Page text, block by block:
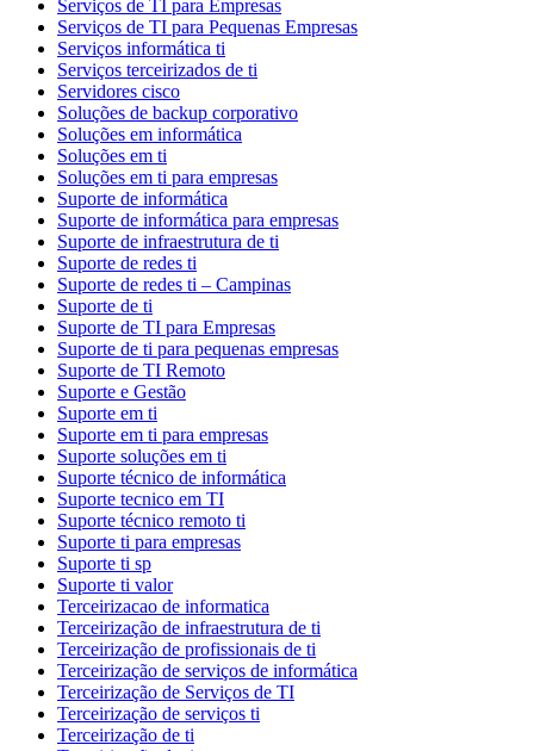
Serviços de TI para Empresas
Serviços de TI para Pequenas Empresas
Serviços informática ti
Serviços terceirizados de ti
Servidores cisco
Soluções de backup corporativo
Soluções em informática
Soluções em ti
Soluções em ti para empresas
Suporte de informática
Suporte de informática para empresas
Suporte de infraestrutura de ti
Suporte de redes ti
Suporte de redes ti – Campinas
Suporte de ti
Suporte de TI para Empresas
Suporte de ti para pequenas empresas
Suporte de TI Remoto
Suporte e Gestão
Suporte em ti
Suporte em ti para empresas
Suporte soluções em ti
Suporte técnico de informática
Suporte tecnico em TI
Suporte técnico remoto ti
Suporte ti para empresas
Suporte ti sp
Suporte ti valor
Terceirizacao de informatica
Terceirização de infraestrutura de ti
Terceirização de profissionais de ti
Terceirização de serviços de informática
Terceirização de Serviços de TI
Terceirização de serviços ti
Terceirização de ti